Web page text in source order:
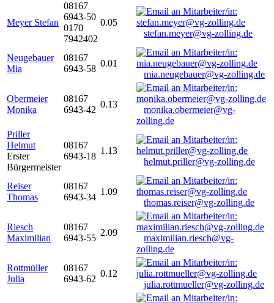
Meyer Stefan
08167
6943-50
0170
7942402
0.05
stefan.meyer@vg-zolling.de
Neugebauer
Mia
08167
6943-58
0.01
mia.neugebauer@vg-zolling.de
Obermeier
Monika
08167
6943-42
0.13
monika.obermeier@vg-
zolling.de
Priller
Helmut
Erster
Bürgermeister
08167
6943-18
1.13
helmut.priller@vg-zolling.de
Reiser
Thomas
08167
6943-34
1.09
thomas.reiser@vg-zolling.de
Riesch
Maximilian
08167
6943-55
2.09
maximilian.riesch@vg-
zolling.de
Rottmüller
Julia
08167
6943-62
0.12
julia.rottmueller@vg-zolling.de